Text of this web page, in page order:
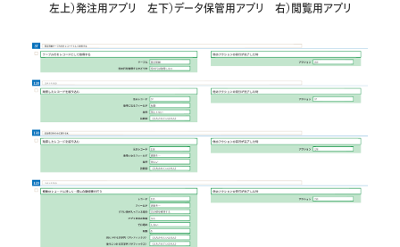
左上）発注用アプリ 左下）データ保管用アプリ 右）閲覧用アプリ